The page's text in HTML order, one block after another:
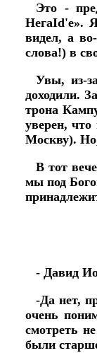
Это -
НегаІd'e».
видел, а
слова!) в
Увы, из-
доходили.
трона
уверен,
Москву).
В тот
мы под
- Давид
-Да нет,
очень
смотреть
были